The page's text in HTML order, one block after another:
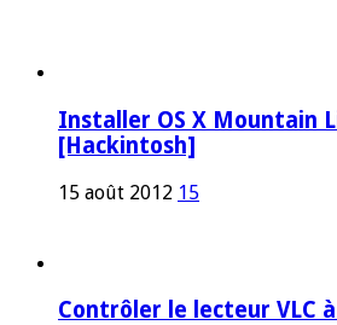
Installer OS X Mountain
[Hackintosh]
15 août 2012 15
Contrôler le lecteur VLC